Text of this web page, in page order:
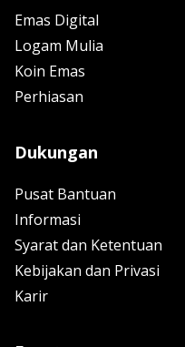
Emas Digital
Logam Mulia
Koin Emas
Perhiasan
Dukungan
Pusat Bantuan
Informasi
Syarat dan Ketentuan
Kebijakan dan Privasi
Karir